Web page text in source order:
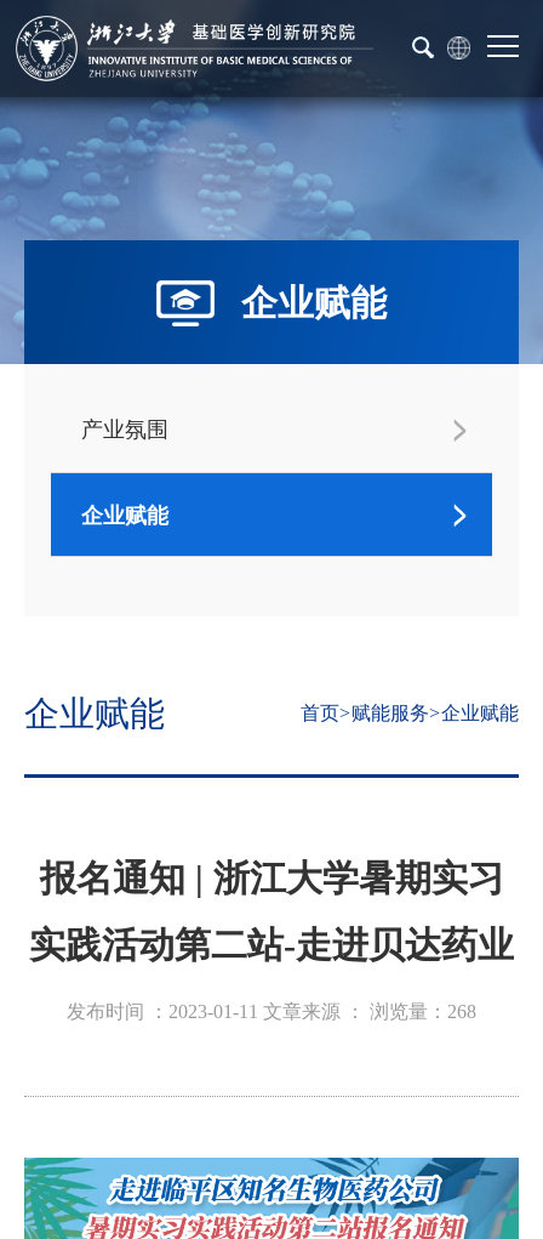
企业赋能
产业氛围
企业赋能
企业赋能 首页>赋能服务>企业赋能
报名通知 | 浙江大学暑期实习
实践活动第二站-走进贝达药业
发布时间 ：2023-01-11 文章来源 ： 浏览量： 268